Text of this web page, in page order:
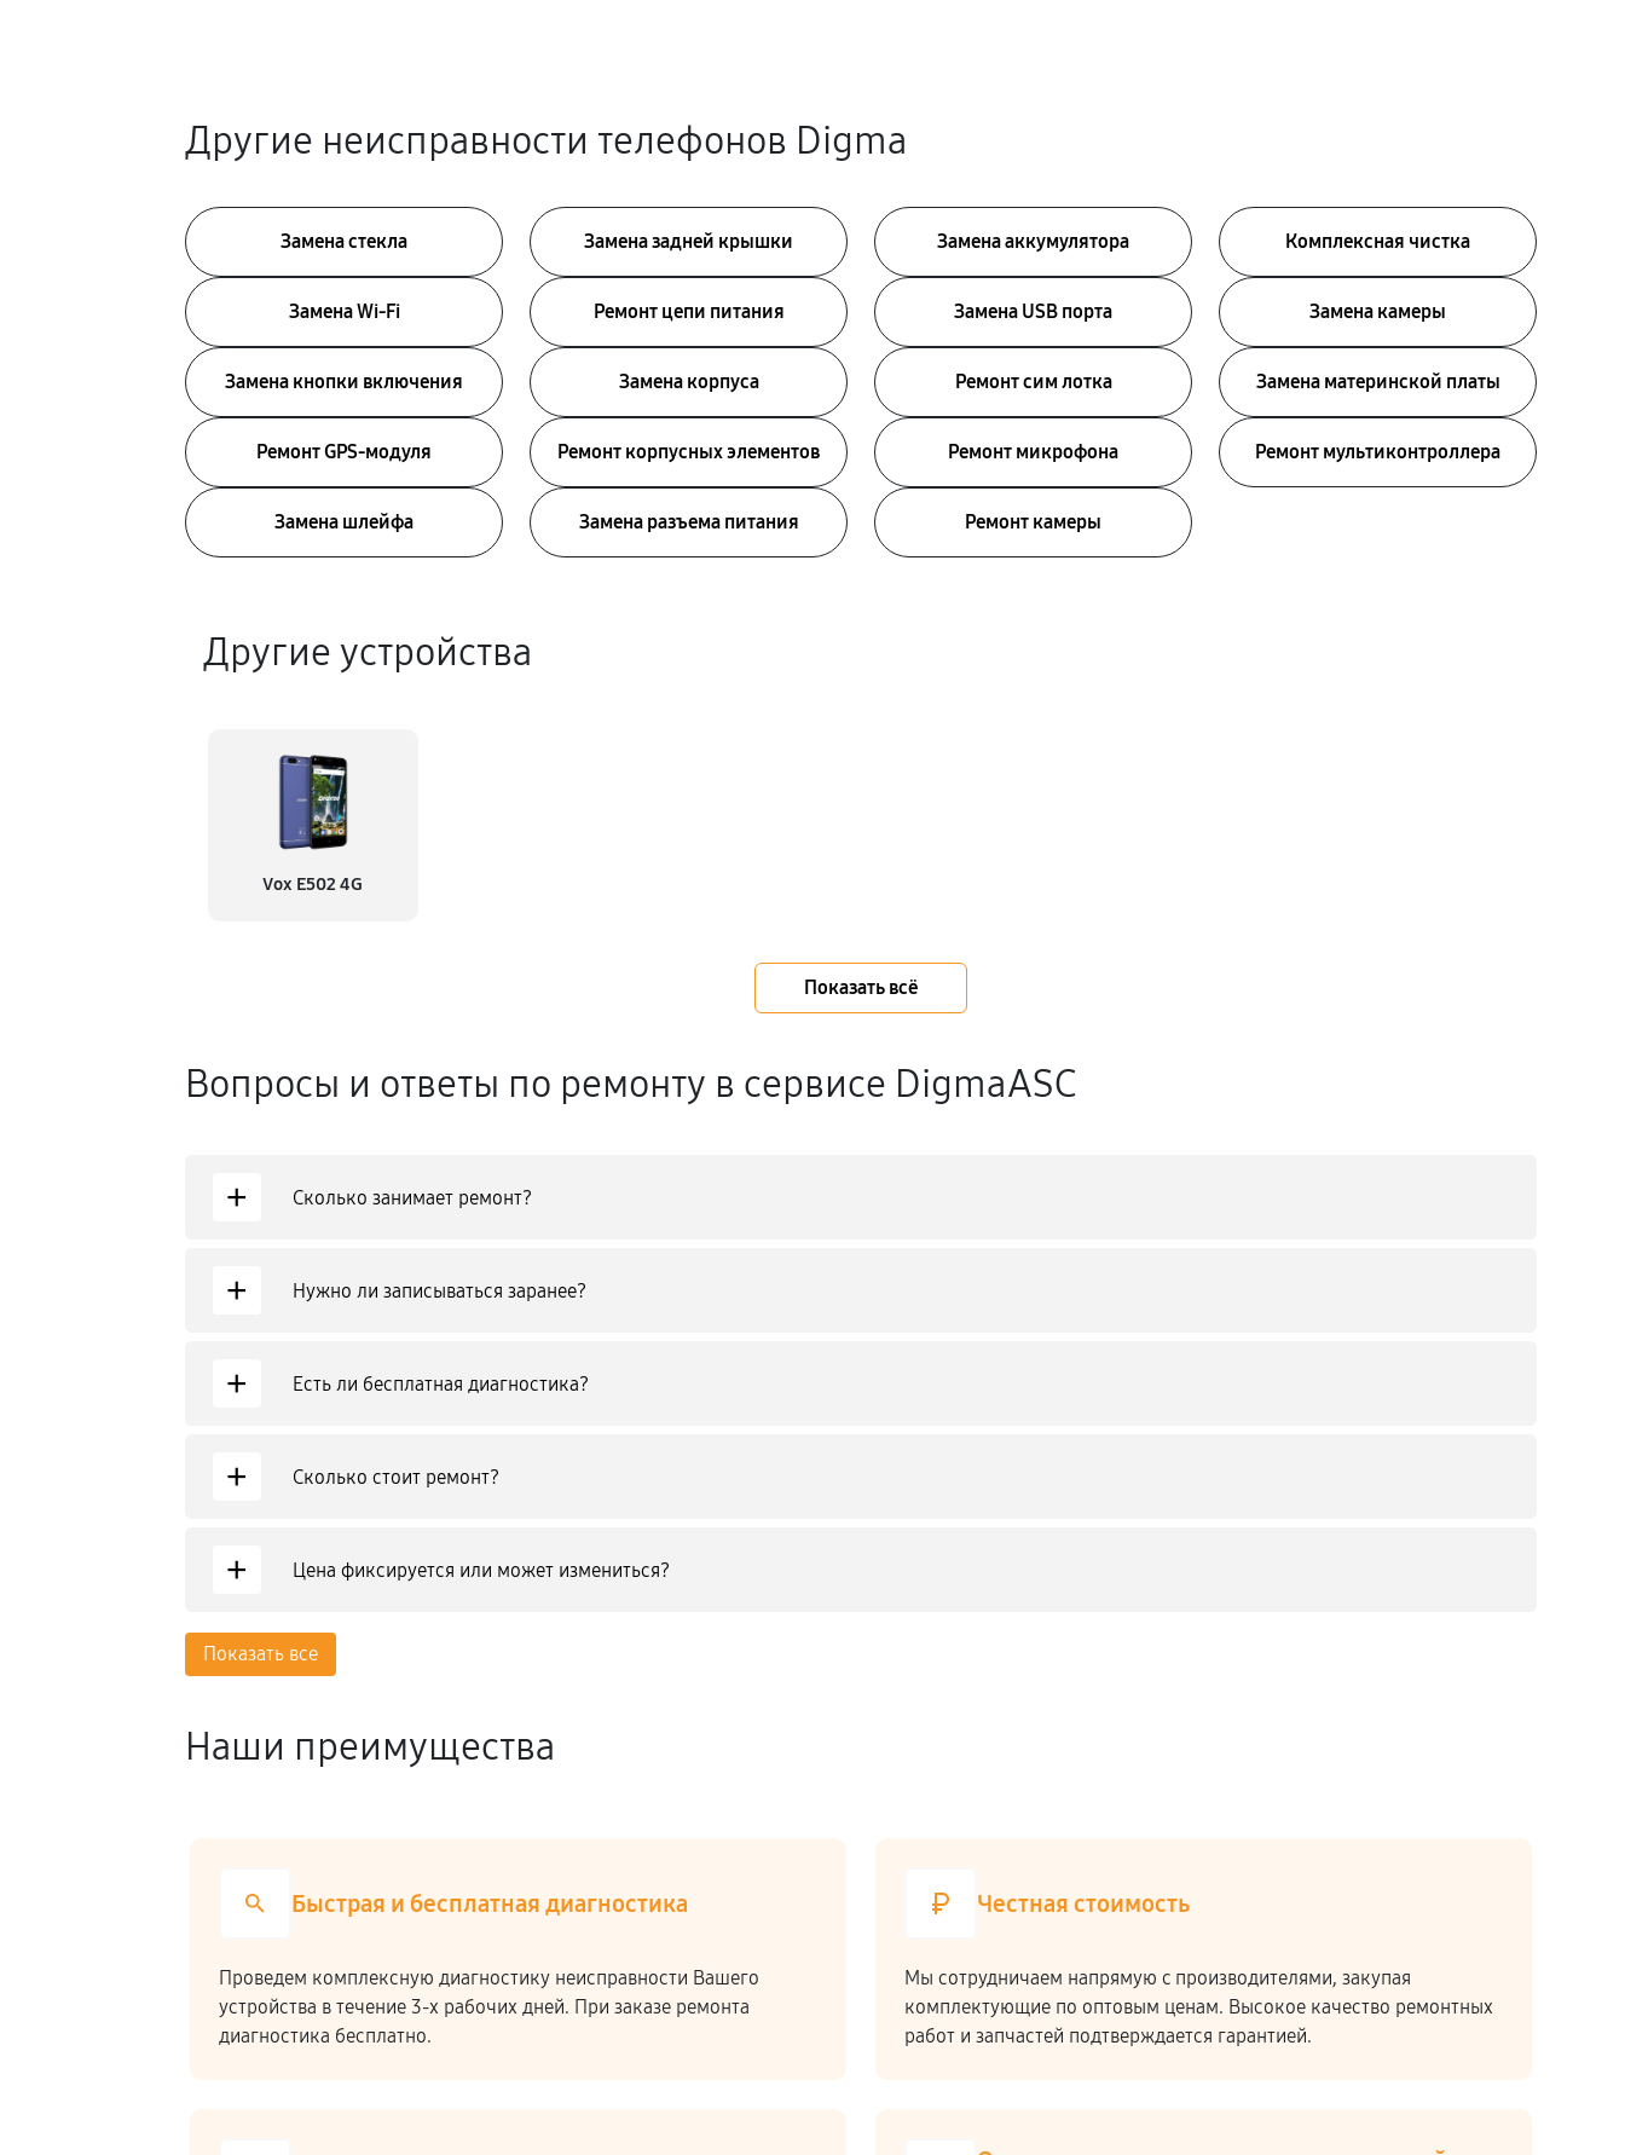
Другие неисправности телефонов Digma
Замена стекла Замена задней крышки Замена аккумулятора Комплексная чистка
Замена Wi-Fi Ремонт цепи питания Замена USB порта Замена камеры
Замена кнопки включения Замена корпуса Ремонт сим лотка Замена материнской платы
Ремонт GPS-модуля Ремонт корпусных элементов Ремонт микрофона Ремонт мультиконтроллера
Замена шлейфа Замена разъема питания Ремонт камеры
Другие устройства
Vox E502 4G
Показать всё
Вопросы и ответы по ремонту в сервисе DigmaASC
+ Сколько занимает ремонт?
+ Нужно ли записываться заранее?
+ Есть ли бесплатная диагностика?
+ Сколько стоит ремонт?
+ Цена фиксируется или может измениться?
Показать все
Наши преимущества
Быстрая и бесплатная диагностика
Проведем комплексную диагностику неисправности Вашего
устройства в течение 3-х рабочих дней. При заказе ремонта
диагностика бесплатно.
Честная стоимость
Мы сотрудничаем напрямую c производителями, закупая
комплектующие по оптовым ценам. Высокое качество ремонтных
работ и запчастей подтверждается гарантией.